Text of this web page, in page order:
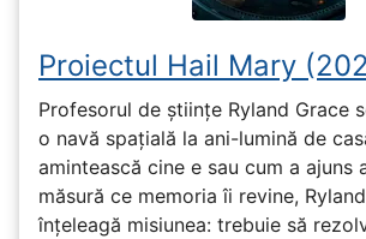
Proiectul Hail Mary
Profesorul de științe Ryland Grace
o navă spațială la ani-lumină de
amintească cine e sau cum a ajuns
măsură ce memoria îi revine,
înțeleagă misiunea: trebuie să